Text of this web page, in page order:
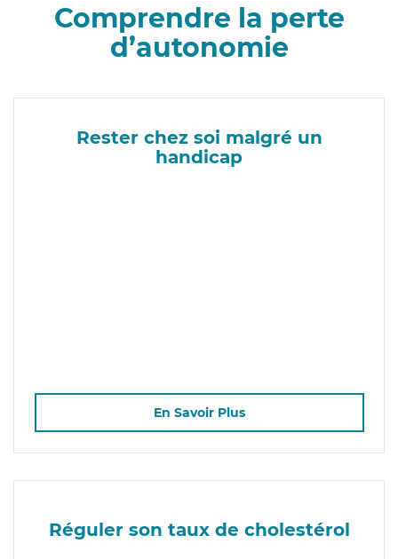
Comprendre la perte
d’autonomie
Rester chez soi malgré un
handicap
En Savoir Plus
Réguler son taux de cholestérol